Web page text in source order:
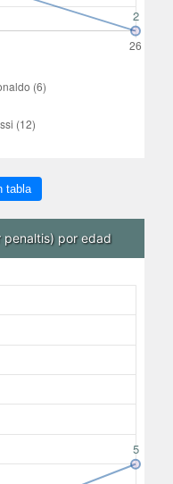
tabla
penaltis) por edad